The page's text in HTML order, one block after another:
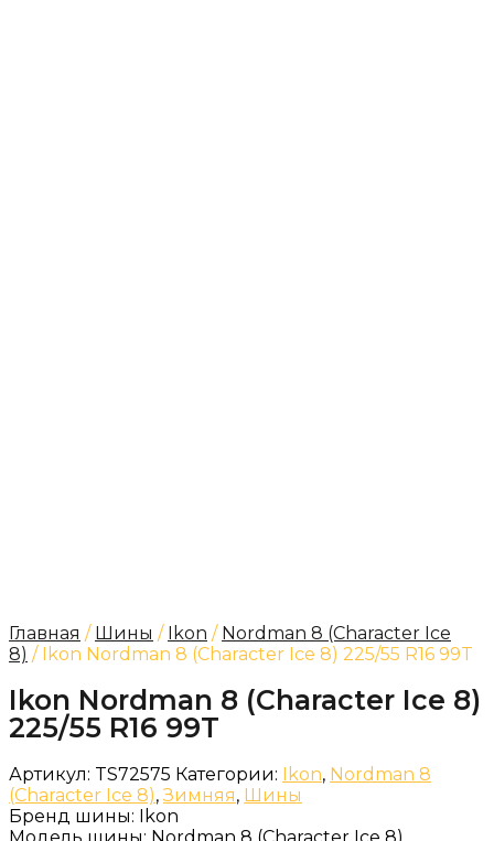
Главная / Шины / Ikon / Nordman 8 (Character Ice
8) / Ikon Nordman 8 (Character Ice 8) 225/55 R16 99T
Ikon Nordman 8 (Character Ice 8)
225/55 R16 99T
Артикул: TS72575 Категории: Ikon, Nordman 8
(Character Ice 8),Зимняя, Шины
Бренд шины: Ikon